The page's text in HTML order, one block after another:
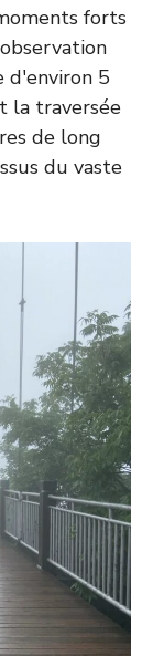
forts
d'environ 5
la traversée
de long
du vaste